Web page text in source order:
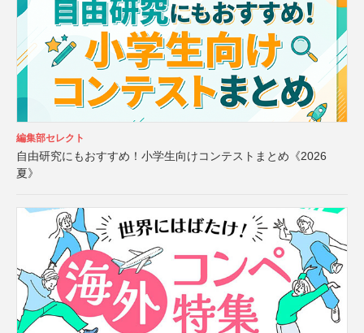
編集部セレクト
自由研究にもおすすめ！小学生向けコンテストまとめ《2026
夏》